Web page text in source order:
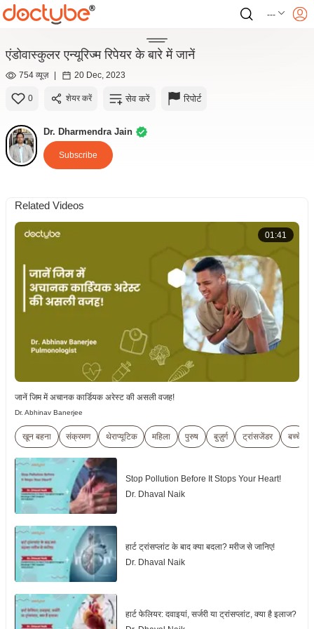
---
एंडोवास्कुलर एन्यूरिज्म रिपेयर के बारे में जानें
754 व्यूज़ | 20 Dec, 2023
0 शेयर करें सेव करें रिपोर्ट
Dr. Dharmendra Jain
Subscribe
Related Videos
01:41
जानें जिम में अचानक कार्डियक अरेस्ट की असली वजह!
Dr. Abhinav Banerjee
खून बहना संक्रमण थेराप्यूटिक महिला पुरुष बुज़ुर्ग ट्रांसजेंडर बच्चे
Stop Pollution Before It Stops Your Heart!
Dr. Dhaval Naik
हार्ट ट्रांसप्लांट के बाद क्या बदला? मरीज से जानिए!
Dr. Dhaval Naik
हार्ट फेलियर: दवाइयां, सर्जरी या ट्रांसप्लांट, क्या है इलाज?